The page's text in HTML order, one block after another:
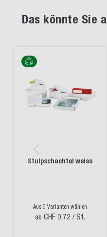
Das könnte Sie
Stulpschachtel weiss
Aus 9 Varianten wählen
ab CHF 0.72 / St.